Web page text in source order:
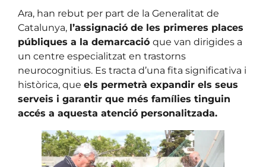
Ara, han rebut per part de la Generalitat de
Catalunya, l’assignació de les primeres places
públiques a la demarcació que van dirigides a
un centre especialitzat en trastorns
neurocognitius. Es tracta d’una fita significativa i
històrica, que els permetrà expandir els seus
serveis i garantir que més famílies tinguin
accés a aquesta atenció personalitzada.